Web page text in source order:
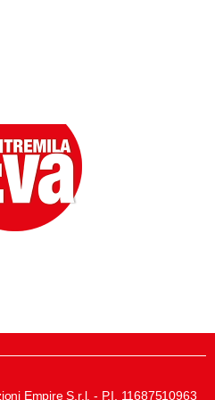
Empire S.r.l. - P.I. 11687510963​